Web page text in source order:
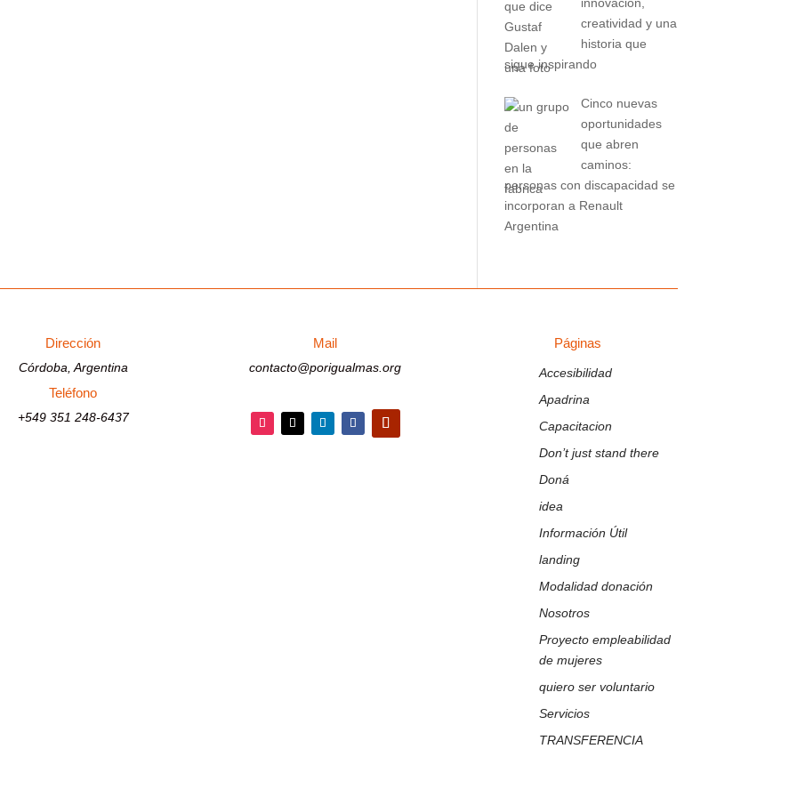
creatividad y una
historia que
sigue inspirando
Cinco nuevas
oportunidades
que abren
caminos:
personas con discapacidad se
incorporan a Renault
Argentina
Dirección
Córdoba, Argentina
Teléfono
+549 351 248-6437
Mail
contacto@porigualmas.org
Facebook
Páginas
Accesibilidad
Apadrina
Capacitacion
Don’t just stand there
Doná
idea
Información Útil
landing
Modalidad donación
Nosotros
Proyecto empleabilidad
de mujeres
quiero ser voluntario
Servicios
TRANSFERENCIA